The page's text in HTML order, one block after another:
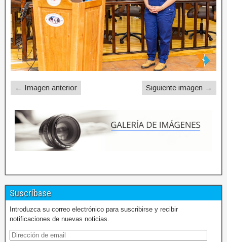
← Imagen anterior Siguiente imagen →
Suscríbase
Introduzca su correo electrónico para suscribirse y recibir
notificaciones de nuevas noticias.